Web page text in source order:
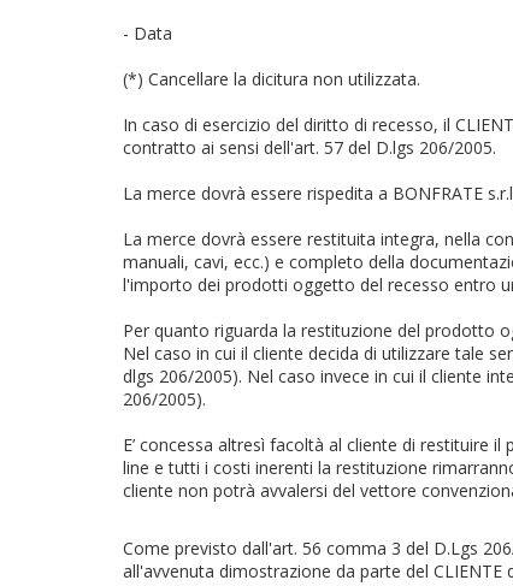
- Data
(*) Cancellare la dicitura non utilizzata.
In caso di esercizio del diritto di recesso, il
contratto ai sensi dell'art. 57 del D.lgs 206/2005.
La merce dovrà essere rispedita a BONFRATE
La merce dovrà essere restituita integra, nella
manuali, cavi, ecc.) e completo della
l'importo dei prodotti oggetto del recesso entro
Per quanto riguarda la restituzione del prodotto
Nel caso in cui il cliente decida di utilizzare tale
dlgs 206/2005). Nel caso invece in cui il cliente
206/2005).
E’ concessa altresì facoltà al cliente di restituire
line e tutti i costi inerenti la restituzione
cliente non potrà avvalersi del vettore
Come previsto dall'art. 56 comma 3 del D.Lgs
all'avvenuta dimostrazione da parte del CLIENTE